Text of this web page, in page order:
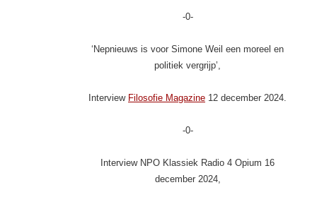
-0-
‘Nepnieuws is voor Simone Weil een moreel en
politiek vergrijp’,
Interview Filosofie Magazine 12 december 2024.
-0-
Interview NPO Klassiek Radio 4 Opium 16
december 2024,